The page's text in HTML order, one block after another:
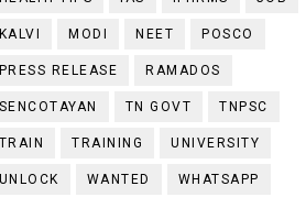
MODI NEET POSCO
RELEASE RAMADOS
TN GOVT TNPSC
TRAINING UNIVERSITY
WANTED WHATSAPP